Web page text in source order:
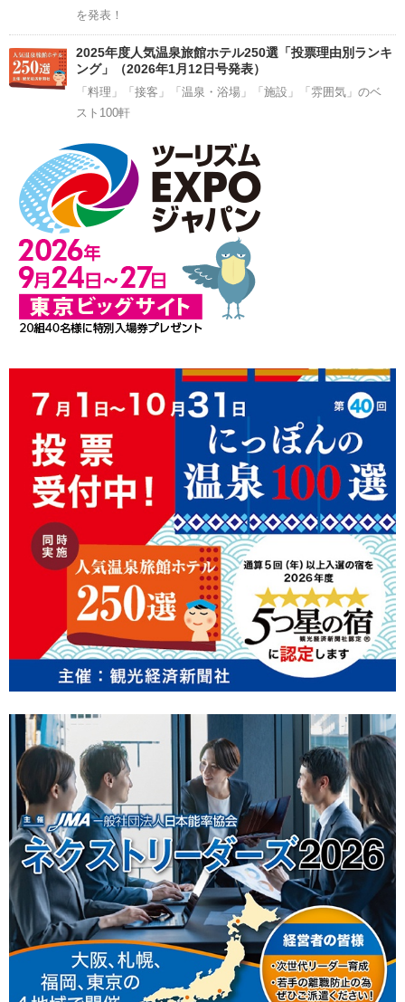
を発表！
2025年度人気温泉旅館ホテル250選「投票理由別ランキ
ング」（2026年1月12日号発表）
「料理」「接客」「温泉・浴場」「施設」「雰囲気」のベ
スト100軒